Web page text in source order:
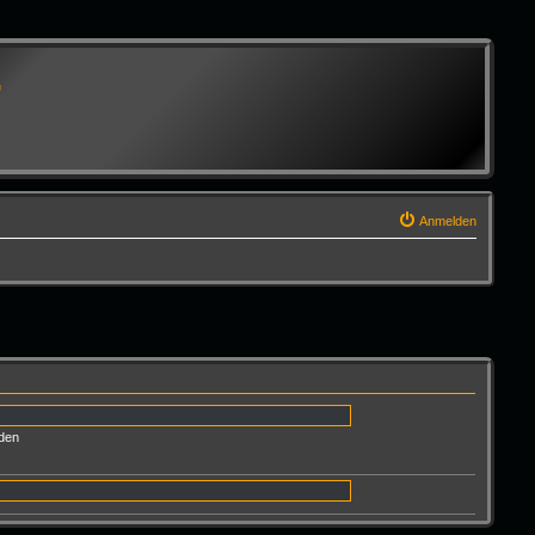
Anmelden